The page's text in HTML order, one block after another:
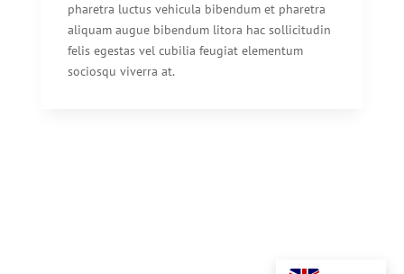
pharetra luctus vehicula bibendum et pharetra
aliquam augue bibendum litora hac sollicitudin
felis egestas vel cubilia feugiat elementum
sociosqu viverra at.